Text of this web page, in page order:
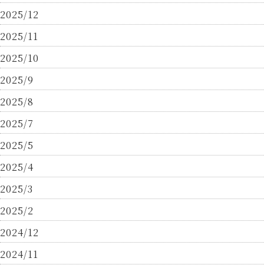
2025/12
2025/11
2025/10
2025/9
2025/8
2025/7
2025/5
2025/4
2025/3
2025/2
2024/12
2024/11